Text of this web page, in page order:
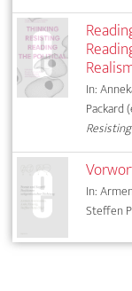
In:
Packard
In:
Steffen